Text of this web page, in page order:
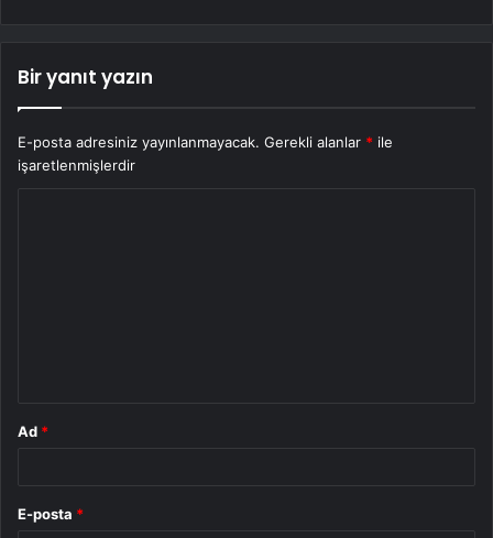
Bir yanıt yazın
E-posta adresiniz yayınlanmayacak. Gerekli alanlar * ile
işaretlenmişlerdir
Ad *
E-posta *